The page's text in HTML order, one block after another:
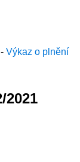
- Výkaz o plnění
2021